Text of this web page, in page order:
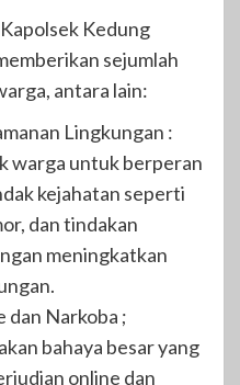
Kedung
sejumlah
antara lain:
Lingkungan :
warga untuk berperan
kejahatan seperti
dan tindakan
meningkatkan
dan Narkoba ;
bahaya besar yang
online dan